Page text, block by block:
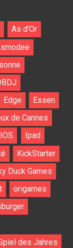
As d'Or
Edge
Essen
de Cannes
IOS
Ipad
KickStarter
Duck Games
origames
des Jahres